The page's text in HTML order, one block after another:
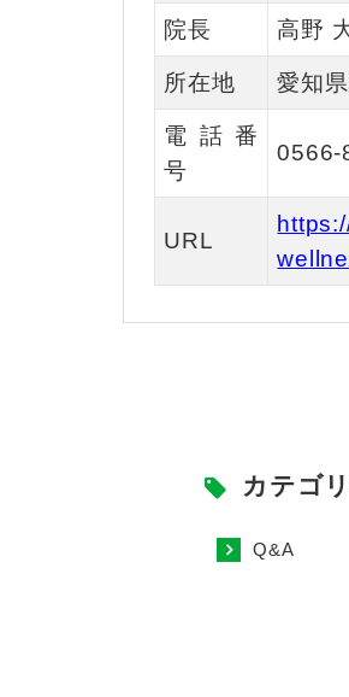
院長 高野
所在地 愛知
電話番
号
0566-
URL
カテゴ
Q&A